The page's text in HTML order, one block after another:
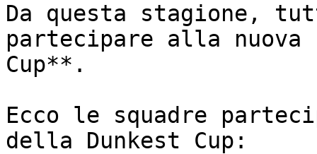
Da questa stagione,
partecipare alla nuova
Cup**.
Ecco le squadre
della Dunkest Cup: